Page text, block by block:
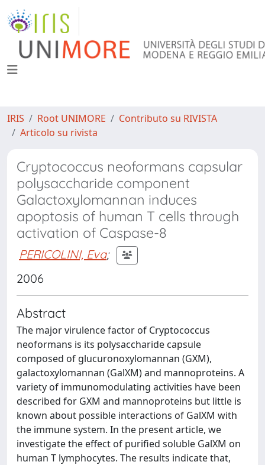
IRIS Root UNIMORE
Contributo su RIVISTA
Articolo su rivista
Cryptococcus neoformans capsular
polysaccharide component
Galactoxylomannan induces
apoptosis of human T cells through
activation of Caspase-8
PERICOLINI, Eva;
2006
Abstract
The major virulence factor of Cryptococcus
neoformans is its polysaccharide capsule
composed of glucuronoxylomannan (GXM),
galactoxylomannan (GalXM) and mannoproteins. A
variety of immunomodulating activities have been
described for GXM and mannoproteins but little is
known about possible interactions of GalXM with
the immune system. In the present article, we
investigate the effect of purified soluble GalXM on
human T lymphocytes. The results indicate that,